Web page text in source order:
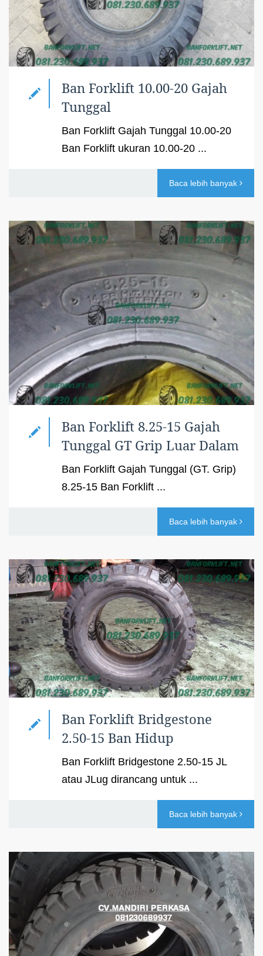
Ban Forklift 10.00-20 Gajah
Tunggal
Ban Forklift Gajah Tunggal 10.00-20
Ban Forklift ukuran 10.00-20 ...
Baca lebih banyak
Ban Forklift 8.25-15 Gajah
Tunggal GT Grip Luar Dalam
Ban Forklift Gajah Tunggal (GT. Grip)
8.25-15 Ban Forklift ...
Baca lebih banyak
Ban Forklift Bridgestone
2.50-15 Ban Hidup
Ban Forklift Bridgestone 2.50-15 JL
atau JLug dirancang untuk ...
Baca lebih banyak